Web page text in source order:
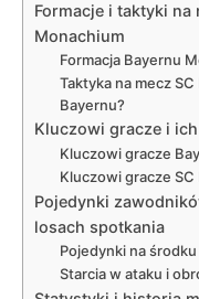
Formacje i taktyki na
Monachium
Formacja Bayernu
Taktyka na mecz
Bayernu?
Kluczowi gracze i
Kluczowi gracze
Kluczowi gracze
Pojedynki
losach spotkania
Pojedynki na
Starcia w ataku i